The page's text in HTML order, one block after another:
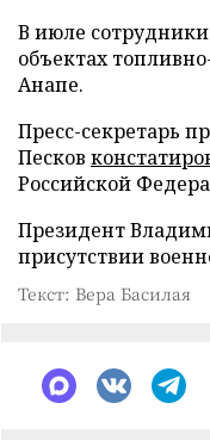
В июле
объектах
Анапе.
Пресс-секретарь
Песков
Российской
Президент
присутствии
Текст: Вера Басилая